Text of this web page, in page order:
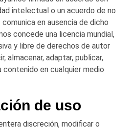
intelectual o un acuerdo de no
en ausencia de dicho
concede una licencia mundial,
y libre de derechos de autor
almacenar, adaptar, publicar,
contenido en cualquier medio
de uso
discreción, modificar o